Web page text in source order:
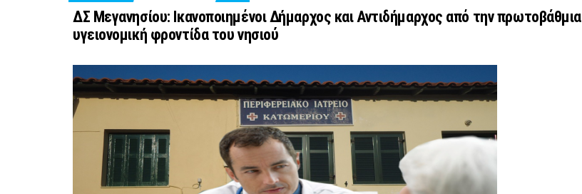
ΔΣ Μεγανησίου: Ικανοποιημένοι Δήμαρχος και Αντιδήμαρχος από την πρωτοβάθμια
υγειονομική φροντίδα του νησιού